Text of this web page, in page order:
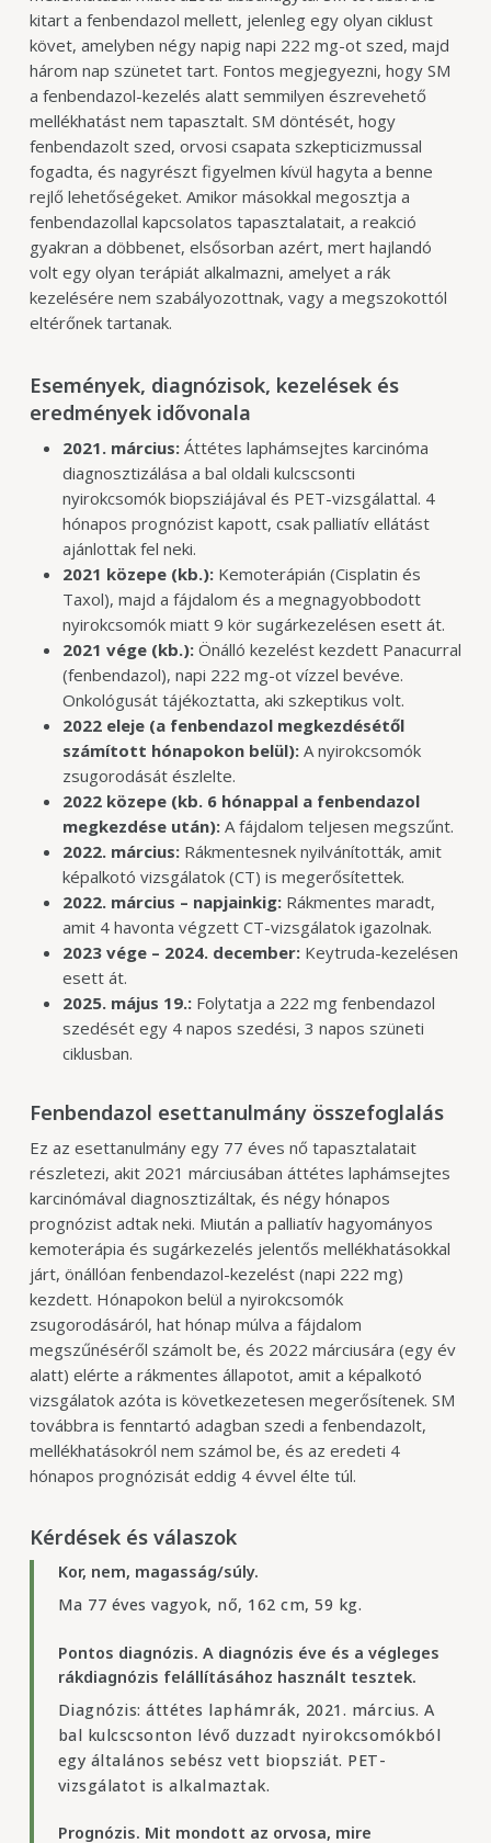
kitart a fenbendazol mellett, jelenleg egy olyan ciklust
követ, amelyben négy napig napi 222 mg-ot szed, majd
három nap szünetet tart. Fontos megjegyezni, hogy SM
a fenbendazol-kezelés alatt semmilyen észrevehető
mellékhatást nem tapasztalt. SM döntését, hogy
fenbendazolt szed, orvosi csapata szkepticizmussal
fogadta, és nagyrészt figyelmen kívül hagyta a benne
rejlő lehetőségeket. Amikor másokkal megosztja a
fenbendazollal kapcsolatos tapasztalatait, a reakció
gyakran a döbbenet, elsősorban azért, mert hajlandó
volt egy olyan terápiát alkalmazni, amelyet a rák
kezelésére nem szabályozottnak, vagy a megszokottól
eltérőnek tartanak.
Események, diagnózisok, kezelések és
eredmények idővonala
2021. március:Áttétes laphámsejtes karcinóma
diagnosztizálása a bal oldali kulcscsonti
nyirokcsomók biopsziájával és PET-vizsgálattal. 4
hónapos prognózist kapott, csak palliatív ellátást
ajánlottak fel neki.
2021 közepe (kb.):Kemoterápián (Cisplatin és
Taxol), majd a fájdalom és a megnagyobbodott
nyirokcsomók miatt 9 kör sugárkezelésen esett át.
2021 vége (kb.):Önálló kezelést kezdett Panacurral
(fenbendazol), napi 222 mg-ot vízzel bevéve.
Onkológusát tájékoztatta, aki szkeptikus volt.
2022 eleje (a fenbendazol megkezdésétől
számított hónapokon belül):A nyirokcsomók
zsugorodását észlelte.
2022 közepe (kb. 6 hónappal a fenbendazol
megkezdése után):A fájdalom teljesen megszűnt.
2022. március:Rákmentesnek nyilvánították, amit
képalkotó vizsgálatok (CT) is megerősítettek.
2022. március – napjainkig:Rákmentes maradt,
amit 4 havonta végzett CT-vizsgálatok igazolnak.
2023 vége – 2024. december:Keytruda-kezelésen
esett át.
2025. május 19.:Folytatja a 222 mg fenbendazol
szedését egy 4 napos szedési, 3 napos szüneti
ciklusban.
Fenbendazol esettanulmány összefoglalás
Ez az esettanulmány egy 77 éves nő tapasztalatait
részletezi, akit 2021 márciusában áttétes laphámsejtes
karcinómával diagnosztizáltak, és négy hónapos
prognózist adtak neki. Miután a palliatív hagyományos
kemoterápia és sugárkezelés jelentős mellékhatásokkal
járt, önállóan fenbendazol-kezelést (napi 222 mg)
kezdett. Hónapokon belül a nyirokcsomók
zsugorodásáról, hat hónap múlva a fájdalom
megszűnéséről számolt be, és 2022 márciusára (egy év
alatt) elérte a rákmentes állapotot, amit a képalkotó
vizsgálatok azóta is következetesen megerősítenek. SM
továbbra is fenntartó adagban szedi a fenbendazolt,
mellékhatásokról nem számol be, és az eredeti 4
hónapos prognózisát eddig 4 évvel élte túl.
Kérdések és válaszok
Kor, nem, magasság/súly.
Ma 77 éves vagyok, nő, 162 cm, 59 kg.
Pontos diagnózis. A diagnózis éve és a végleges
rákdiagnózis felállításához használt tesztek.
Diagnózis: áttétes laphámrák, 2021. március. A
bal kulcscsonton lévő duzzadt nyirokcsomókból
egy általános sebész vett biopsziát. PET-
vizsgálatot is alkalmaztak.
Prognózis. Mit mondott az orvosa, mire